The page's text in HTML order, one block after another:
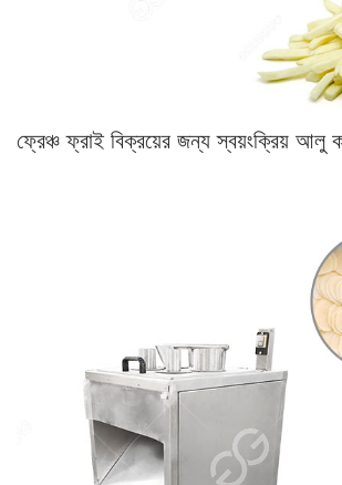
ফ্রেঞ্চ ফ্রাই বিক্রয়ের জন্য স্বয়ংক্রিয় আলু